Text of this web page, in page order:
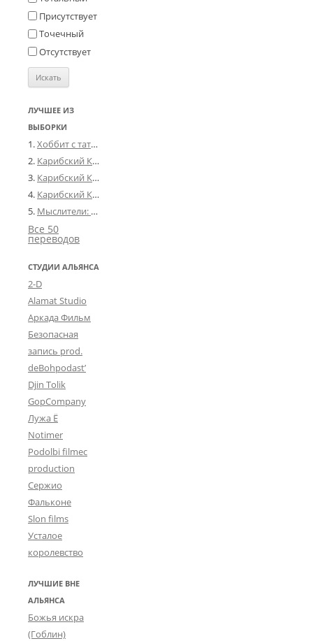
u
r
a
s
)
Ю
р
а
Присутствует
Точечный
Отсутствует
ЛУЧШЕЕ ИЗ
ВЫБОРКИ
Хоббит с татуировкой дракона
Карибский Кризис 2: Человек-Осьминог
Карибский Кризис: Фашистский Покемон
Карибский Кризис 3: Гудбай Америка
Мыслители: Принц и лишний
Все 50
переводов
СТУДИИ АЛЬЯНСА
2-D
Alamat Studio
Аркада Фильм
Безопасная
запись prod.
deBohpodast’
Djin Tolik
GopCompany
Лужа Ё
Notimer
Podolbi filmec
production
Сержио
Фальконе
Slon films
Усталое
королевство
ЛУЧШИЕ ВНЕ
АЛЬЯНСА
Божья искра
(Гоблин)